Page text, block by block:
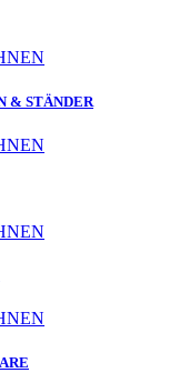
& STÄNDER